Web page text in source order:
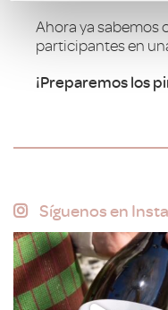
Ahora ya sabemos
participantes en
¡Preparemos los
Síguenos en